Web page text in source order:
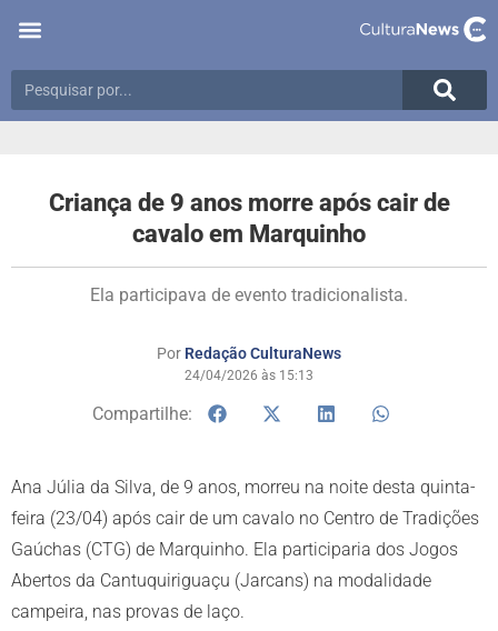
Criança de 9 anos morre após cair de
cavalo em Marquinho
Ela participava de evento tradicionalista.
Por Redação CulturaNews
24/04/2026 às 15:13
Compartilhe:
Ana Júlia da Silva, de 9 anos, morreu na noite desta quinta-
feira (23/04) após cair de um cavalo no Centro de Tradições
Gaúchas (CTG) de Marquinho. Ela participaria dos Jogos
Abertos da Cantuquiriguaçu (Jarcans) na modalidade
campeira, nas provas de laço.